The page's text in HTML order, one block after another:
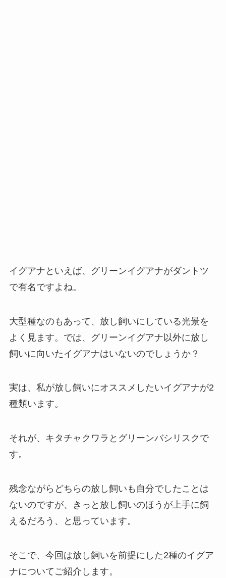
イグアナといえば、グリーンイグアナがダントツ
で有名ですよね。
大型種なのもあって、放し飼いにしている光景を
よく見ます。では、グリーンイグアナ以外に放し
飼いに向いたイグアナはいないのでしょうか？
実は、私が放し飼いにオススメしたいイグアナが2
種類います。
それが、キタチャクワラとグリーンバシリスクで
す。
残念ながらどちらの放し飼いも自分でしたことは
ないのですが、きっと放し飼いのほうが上手に飼
えるだろう、と思っています。
そこで、今回は放し飼いを前提にした2種のイグア
ナについてご紹介します。